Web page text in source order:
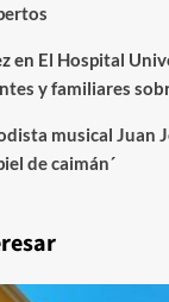
en El Hospital
y familiares
musical Juan
de caimán´